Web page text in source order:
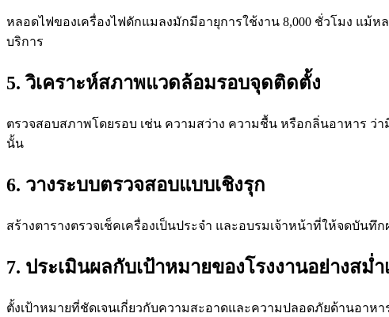
หลอดไฟของเครื่องไฟดักแมลงมักมีอายุการใช้งาน 8,000 ชั่วโมง แม้
บริการ
5. วิเคราะห์สภาพแวดล้อมรอบจุดติดตั้ง
ตรวจสอบสภาพโดยรอบ เช่น ความสว่าง ความชื้น หรือกลิ่นอาหาร ว่
นั้น
6. วางระบบตรวจสอบแบบเชิงรุก
สร้างตารางตรวจเช็คเครื่องเป็นประจำ และอบรมเจ้าหน้าที่ให้จดบั
7. ประเมินผลกับเป้าหมายของโรงงานอย่างสม่ำ
ตั้งเป้าหมายที่ชัดเจนเกี่ยวกับความสะอาดและความปลอดภัยด้านอาห